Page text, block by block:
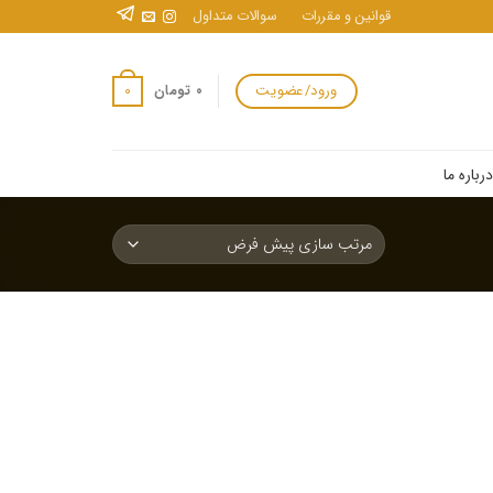
قوانین و مقررات سوالات متداول
ورود/عضویت ۰ تومان 0
درباره ما